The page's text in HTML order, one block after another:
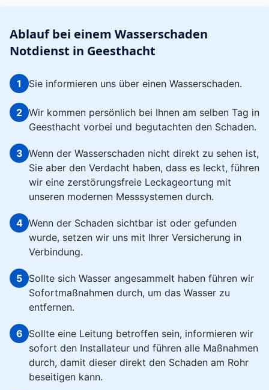
Ablauf bei einem Wasserschaden
Notdienst in Geesthacht
1 Sie informieren uns über einen Wasserschaden.
2 Wir kommen persönlich bei Ihnen am selben Tag in
Geesthacht vorbei und begutachten den Schaden.
3 Wenn der Wasserschaden nicht direkt zu sehen ist,
Sie aber den Verdacht haben, dass es leckt, führen
wir eine zerstörungsfreie Leckageortung mit
unseren modernen Messsystemen durch.
4 Wenn der Schaden sichtbar ist oder gefunden
wurde, setzen wir uns mit Ihrer Versicherung in
Verbindung.
5 Sollte sich Wasser angesammelt haben führen wir
Sofortmaßnahmen durch, um das Wasser zu
entfernen.
6 Sollte eine Leitung betroffen sein, informieren wir
sofort den Installateur und führen alle Maßnahmen
durch, damit dieser direkt den Schaden am Rohr
beseitigen kann.